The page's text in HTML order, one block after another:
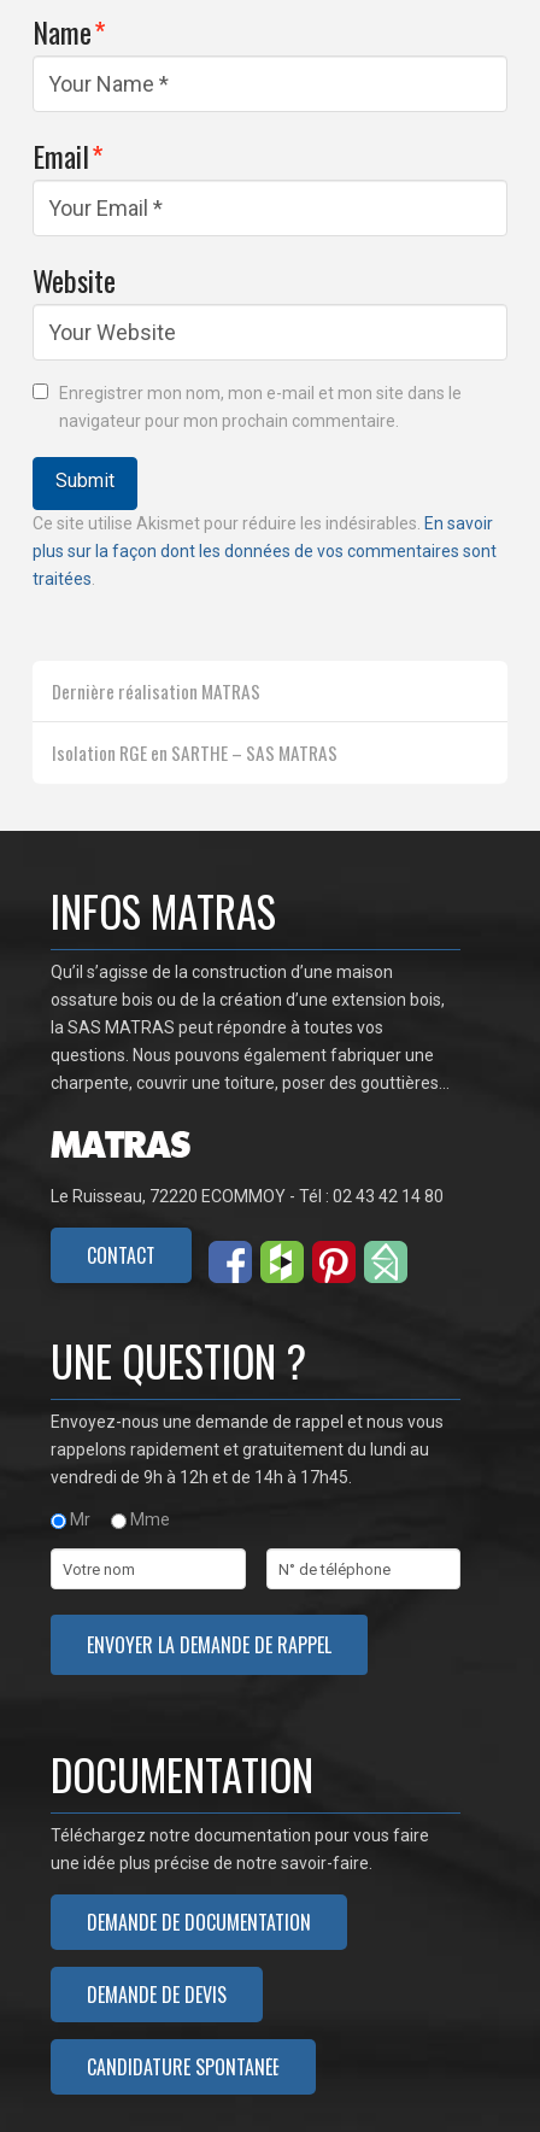
Name*
Email*
Website
Enregistrer mon nom, mon e-mail et mon site dans le
navigateur pour mon prochain commentaire.
Ce site utilise Akismet pour réduire les indésirables. En savoir
plus sur la façon dont les données de vos commentaires sont
traitées
Dernière réalisation MATRAS
Isolation RGE en SARTHE – SAS MATRAS
INFOS MATRAS
Qu’il s’agisse de la construction d’une maison
ossature bois ou de la création d’une extension bois,
la SAS MATRAS peut répondre à toutes vos
questions. Nous pouvons également fabriquer une
charpente, couvrir une toiture, poser des gouttières…
Le Ruisseau, 72220 ECOMMOY - Tél : 02 43 42 14 80
CONTACT
UNE QUESTION ?
Envoyez-nous une demande de rappel et nous vous
rappelons rapidement et gratuitement du lundi au
vendredi de 9h à 12h et de 14h à 17h45.
Mr Mme
DOCUMENTATION
Téléchargez notre documentation pour vous faire
une idée plus précise de notre savoir-faire.
DEMANDE DE DOCUMENTATION
DEMANDE DE DEVIS
CANDIDATURE SPONTANÉE